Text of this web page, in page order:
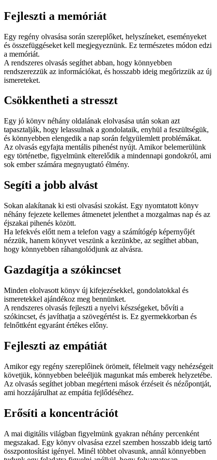
Fejleszti a memóriát
Egy regény olvasása során szereplőket, helyszíneket, eseményeket
és összefüggéseket kell megjegyeznünk. Ez természetes módon edzi
a memóriát.
A rendszeres olvasás segíthet abban, hogy könnyebben
rendszerezzük az információkat, és hosszabb ideig megőrizzük az új
ismereteket.
Csökkentheti a stresszt
Egy jó könyv néhány oldalának elolvasása után sokan azt
tapasztalják, hogy lelassulnak a gondolataik, enyhül a feszültségük,
és könnyebben elengedik a nap során felgyülemlett problémákat.
Az olvasás egyfajta mentális pihenést nyújt. Amikor belemerülünk
egy történetbe, figyelmünk elterelődik a mindennapi gondokról, ami
sok ember számára megnyugtató élmény.
Segíti a jobb alvást
Sokan alakítanak ki esti olvasási szokást. Egy nyomtatott könyv
néhány fejezete kellemes átmenetet jelenthet a mozgalmas nap és az
éjszakai pihenés között.
Ha lefekvés előtt nem a telefon vagy a számítógép képernyőjét
nézzük, hanem könyvet veszünk a kezünkbe, az segíthet abban,
hogy könnyebben ráhangolódjunk az alvásra.
Gazdagítja a szókincset
Minden elolvasott könyv új kifejezésekkel, gondolatokkal és
ismeretekkel ajándékoz meg bennünket.
A rendszeres olvasás fejleszti a nyelvi készségeket, bővíti a
szókincset, és javíthatja a szövegértést is. Ez gyermekkorban és
felnőttként egyaránt értékes előny.
Fejleszti az empátiát
Amikor egy regény szereplőinek örömeit, félelmeit vagy nehézségeit
követjük, könnyebben beleéljük magunkat más emberek helyzetébe.
Az olvasás segíthet jobban megérteni mások érzéseit és nézőpontját,
ami hozzájárulhat az empátia fejlődéséhez.
Erősíti a koncentrációt
A mai digitális világban figyelmünk gyakran néhány percenként
megszakad. Egy könyv olvasása ezzel szemben hosszabb ideig tartó
összpontosítást igényel. Minél többet olvasunk, annál könnyebben